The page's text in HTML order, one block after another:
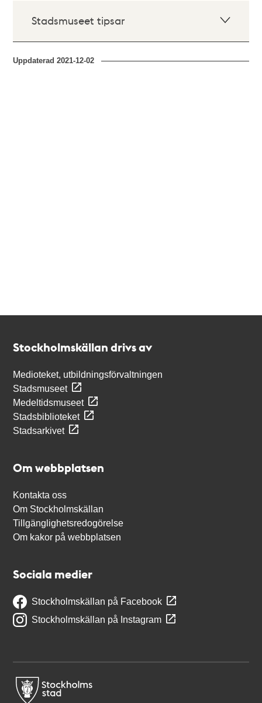
Stadsmuseet tipsar
Uppdaterad2021-12-02
Stockholmskällan drivs av
Medioteket, utbildningsförvaltningen
Stadsmuseet
Medeltidsmuseet
Stadsbiblioteket
Stadsarkivet
Om webbplatsen
Kontakta oss
Om Stockholmskällan
Tillgänglighetsredogörelse
Om kakor på webbplatsen
Sociala medier
Stockholmskällan på Facebook
Stockholmskällan på Instagram